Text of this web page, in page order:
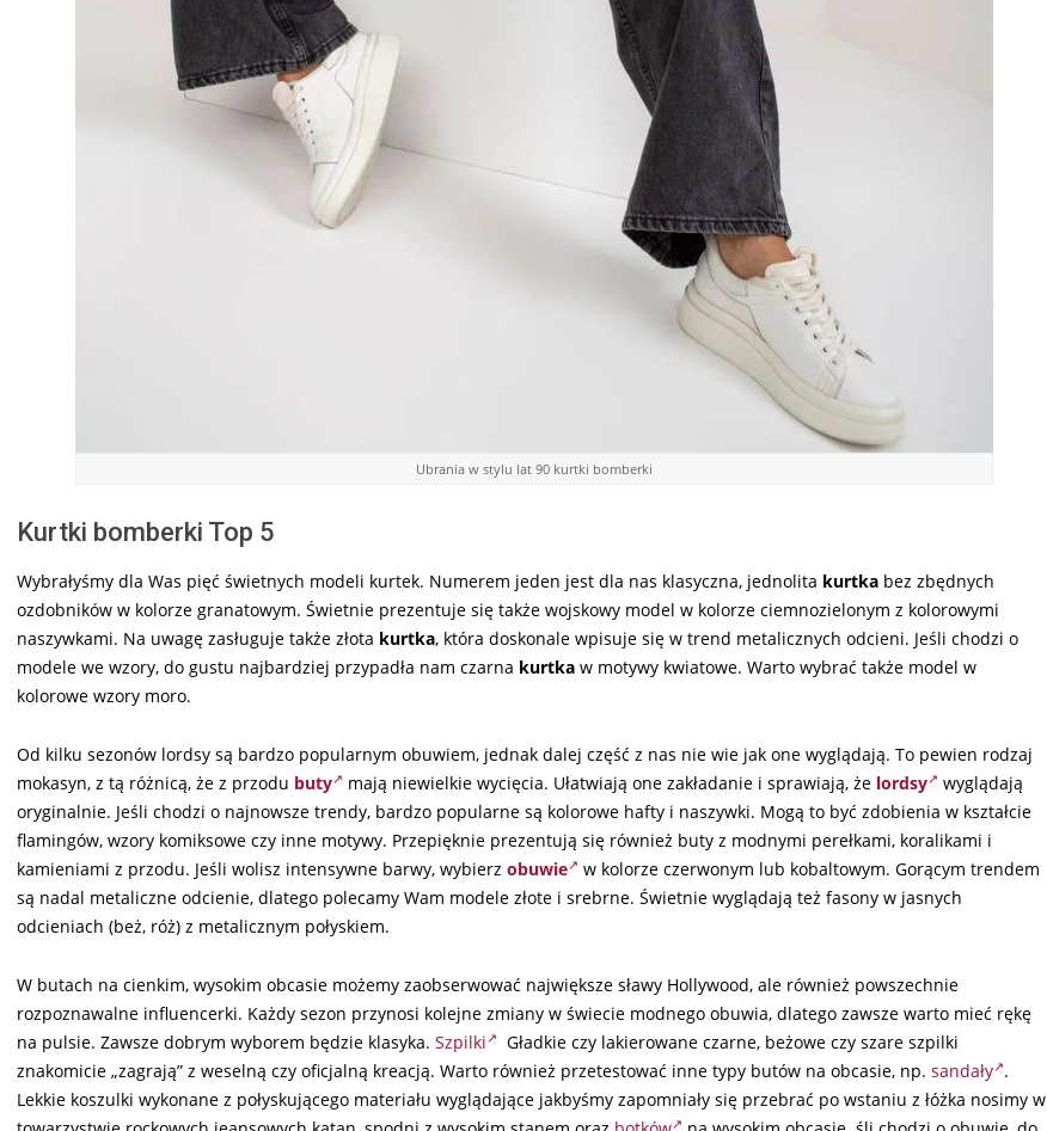
Ubrania w stylu lat 90 kurtki bomberki
Kurtki bomberki Top 5
Wybrałyśmy dla Was pięć świetnych modeli kurtek. Numerem jeden jest dla nas klasyczna, jednolita kurtka bez zbędnych
ozdobników w kolorze granatowym. Świetnie prezentuje się także wojskowy model w kolorze ciemnozielonym z kolorowymi
naszywkami. Na uwagę zasługuje także złota kurtka, która doskonale wpisuje się w trend metalicznych odcieni. Jeśli chodzi o
modele we wzory, do gustu najbardziej przypadła nam czarna kurtka w motywy kwiatowe. Warto wybrać także model w
kolorowe wzory moro.
Od kilku sezonów lordsy są bardzo popularnym obuwiem, jednak dalej część z nas nie wie jak one wyglądają. To pewien rodzaj
mokasyn, z tą różnicą, że z przodu buty mają niewielkie wycięcia. Ułatwiają one zakładanie i sprawiają, że lordsy
wyglądają
oryginalnie. Jeśli chodzi o najnowsze trendy, bardzo popularne są kolorowe hafty i naszywki. Mogą to być zdobienia w kształcie
flamingów, wzory komiksowe czy inne motywy. Przepięknie prezentują się również buty z modnymi perełkami, koralikami i
kamieniami z przodu. Jeśli wolisz intensywne barwy, wybierz obuwie
w kolorze czerwonym lub kobaltowym. Gorącym trendem
są nadal metaliczne odcienie, dlatego polecamy Wam modele złote i srebrne. Świetnie wyglądają też fasony w jasnych
odcieniach (beż, róż) z metalicznym połyskiem.
W butach na cienkim, wysokim obcasie możemy zaobserwować największe sławy Hollywood, ale również powszechnie
rozpoznawalne influencerki. Każdy sezon przynosi kolejne zmiany w świecie modnego obuwia, dlatego zawsze warto mieć rękę
na pulsie. Zawsze dobrym wyborem będzie klasyka. Szpilki
Gładkie czy lakierowane czarne, beżowe czy szare szpilki
znakomicie „zagrają” z weselną czy oficjalną kreacją. Warto również przetestować inne typy butów na obcasie, np. sandały .
Lekkie koszulki wykonane z połyskującego materiału wyglądające jakbyśmy zapomniały się przebrać po wstaniu z łóżka nosimy w